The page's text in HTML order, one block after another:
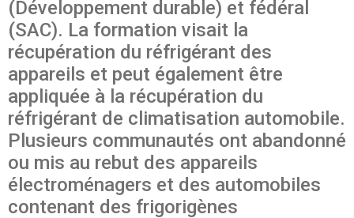
(Développement durable) et fédéral
(SAC). La formation visait la
récupération du réfrigérant des
appareils et peut également être
appliquée à la récupération du
réfrigérant de climatisation automobile.
Plusieurs communautés ont abandonné
ou mis au rebut des appareils
électroménagers et des automobiles
contenant des frigorigènes